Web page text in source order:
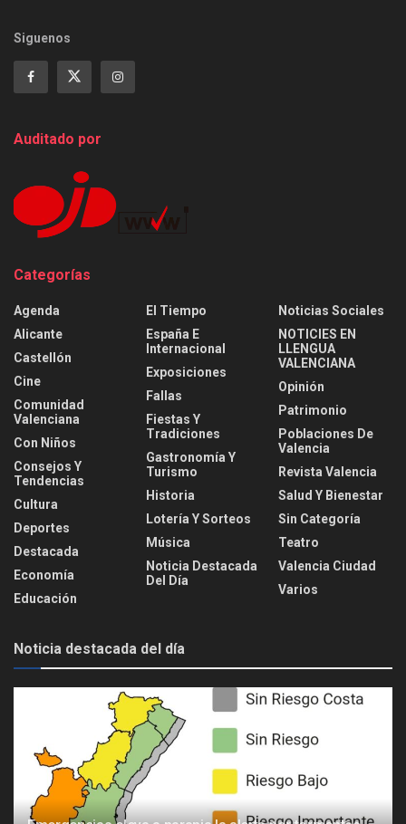
Siguenos
Auditado por
Categorías
Agenda
Alicante
Castellón
Cine
Comunidad
Valenciana
Con Niños
Consejos Y
Tendencias
Cultura
Deportes
Destacada
Economía
Educación
El Tiempo
España E
Internacional
Exposiciones
Fallas
Fiestas Y
Tradiciones
Gastronomía Y
Turismo
Historia
Lotería Y Sorteos
Música
Noticia Destacada
Del Día
Noticias Sociales
NOTICIES EN
LLENGUA
VALENCIANA
Opinión
Patrimonio
Poblaciones De
Valencia
Revista Valencia
Salud Y Bienestar
Sin Categoría
Teatro
Valencia Ciudad
Varios
Noticia destacada del día